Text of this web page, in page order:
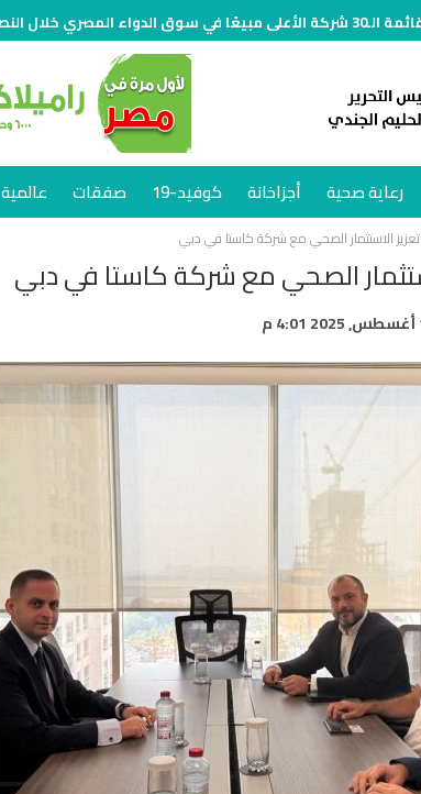
النصف الأول وتنمو 70%
رعاية صحية أجزاخانة كوفيد-19 صفقات عالمية
الاستثمار الصحي مع شركة كاستا في دبي
الصحي مع شركة كاستا في دبي